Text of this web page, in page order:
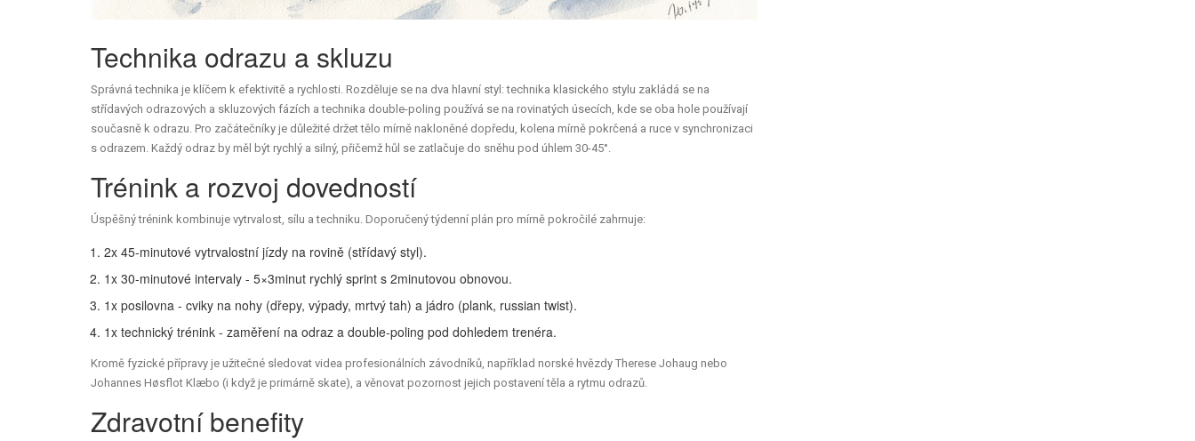
Technika odrazu a skluzu
Správná technika je klíčem k efektivitě a rychlosti. Rozděluje se na dva hlavní styl:technika klasického stylu zakládá se na
střídavých odrazových a skluzových fázích atechnika double-poling používá se na rovinatých úsecích, kde se oba hole používají
současně k odrazu . Pro začátečníky je důležité držet tělo mírně nakloněné dopředu, kolena mírně pokrčená a ruce v synchronizaci
s odrazem. Každý odraz by měl být rychlý a silný, přičemž hůl se zatlačuje do sněhu pod úhlem 30-45°.
Trénink a rozvoj dovedností
Úspěšný trénink kombinuje vytrvalost, sílu a techniku. Doporučený týdenní plán pro mírně pokročilé zahrnuje:
2x 45‑minutové vytrvalostní jízdy na rovině (střídavý styl).
1x 30‑minutové intervaly - 5×3minut rychlý sprint s 2minutovou obnovou.
1x posilovna - cviky na nohy (dřepy, výpady, mrtvý tah) a jádro (plank, russian twist).
1x technický trénink - zaměření na odraz a double‑poling pod dohledem trenéra.
Kromě fyzické přípravy je užitečné sledovat videa profesionálních závodníků, například norské hvězdy Therese Johaug nebo
Johannes Høsflot Klæbo (i když je primárně skate), a věnovat pozornost jejich postavení těla a rytmu odrazů.
Zdravotní benefity